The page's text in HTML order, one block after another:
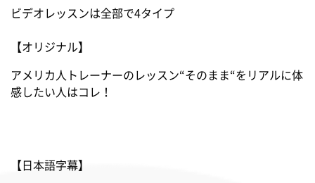
ビデオレッスンは全部で4タイプ
【オリジナル】
アメリカ人トレーナーのレッスン“そのまま“をリアルに体
感したい人はコレ！
【日本語字幕】